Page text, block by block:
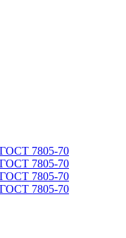
7805-70
7805-70
7805-70
7805-70